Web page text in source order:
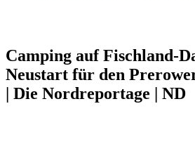
Camping auf Fischland-
Neustart für den
| Die Nordreportage | ND